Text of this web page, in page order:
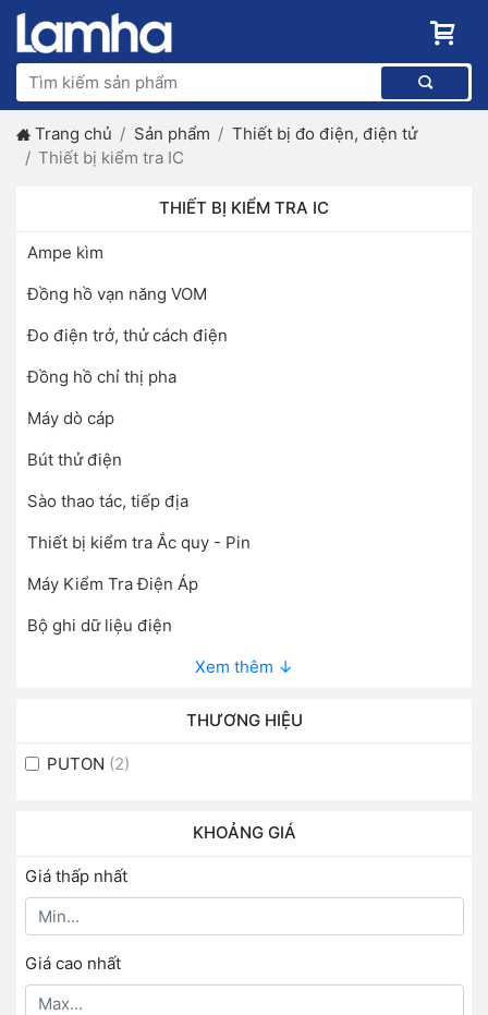
Trang chủ Sản phẩm
Thiết bị đo điện, điện tử
Thiết bị kiểm tra IC
THIẾT BỊ KIỂM TRA IC
Ampe kìm
Đồng hồ vạn năng VOM
Đo điện trở, thử cách điện
Đồng hồ chỉ thị pha
Máy dò cáp
Bút thử điện
Sào thao tác, tiếp địa
Thiết bị kiểm tra Ắc quy - Pin
Máy Kiểm Tra Điện Áp
Bộ ghi dữ liệu điện
Xem thêm ↓
THƯƠNG HIỆU
PUTON (2)
KHOẢNG GIÁ
Giá thấp nhất
Giá cao nhất